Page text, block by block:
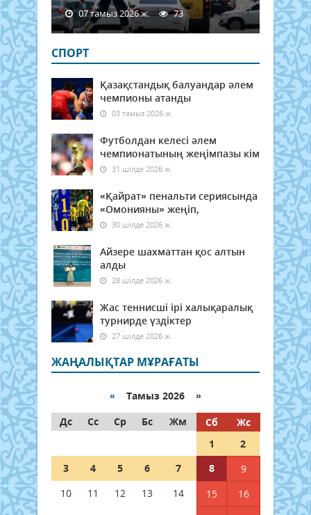
07 тамыз 2026 ж. 73
СПОРТ
Қазақстандық балуандар әлем
чемпионы атанды
03 тамыз 2026 ж.
Футболдан келесі әлем
чемпионатының жеңімпазы кім
31 шілде 2026 ж.
«Қайрат» пенальти сериясында
«Омонияны» жеңіп,
30 шілде 2026 ж.
Айзере шахматтан қос алтын
алды
28 шілде 2026 ж.
Жас теннисші ірі халықаралық
турнирде үздіктер
27 шілде 2026 ж.
ЖАҢАЛЫҚТАР МҰРАҒАТЫ
« Тамыз 2026 »
Дс
Сс Ср Бс Жм Сб
Жс
1
2
3
4 5 6 7 8
9
10
11 12 13 14 15
16